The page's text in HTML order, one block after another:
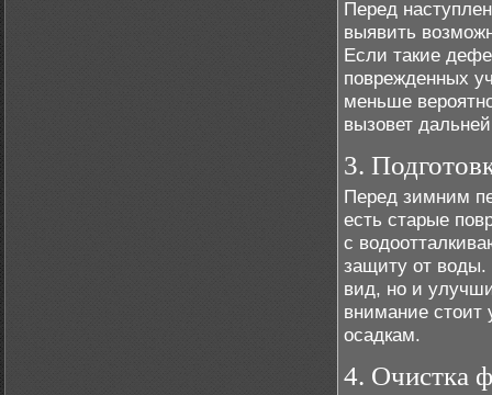
Перед
выявить
Если такие
поврежденных
меньше
вызовет
3.
Перед зимним
есть старые
с
защиту от воды.
вид, но и
внимание стоит
осадкам.
4. Очистка